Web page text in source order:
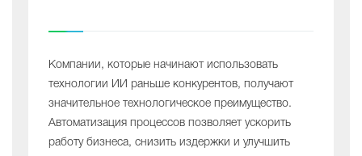
Компании, которые начинают использовать
технологии ИИ раньше конкурентов, получают
значительное технологическое преимущество.
Автоматизация процессов позволяет ускорить
работу бизнеса, снизить издержки и улучшить